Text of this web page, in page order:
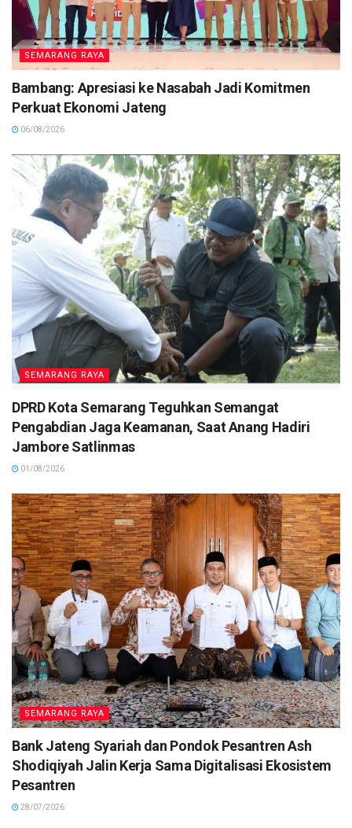
SEMARANG RAYA
Bambang: Apresiasi ke Nasabah Jadi Komitmen
Perkuat Ekonomi Jateng
06/08/2026
SEMARANG RAYA
DPRD Kota Semarang Teguhkan Semangat
Pengabdian Jaga Keamanan, Saat Anang Hadiri
Jambore Satlinmas
01/08/2026
SEMARANG RAYA
Bank Jateng Syariah dan Pondok Pesantren Ash
Shodiqiyah Jalin Kerja Sama Digitalisasi Ekosistem
Pesantren
28/07/2026